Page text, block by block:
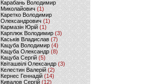
Карабань Володимир
Миколайович (1)
Каретко Володимир
Олександрович (1)
Кармазін Юрій(1)
Карплюк Володимир(3)
Каськів Владислав (7)
Кацуба Володимир (4)
Кацуба Олександр (8)
Кацуба Сергій (5)
Квіташвілі Олександр(3)
Келестин Валерій(2)
Кернес Геннадій (14)
Кивалов Сергій (12)